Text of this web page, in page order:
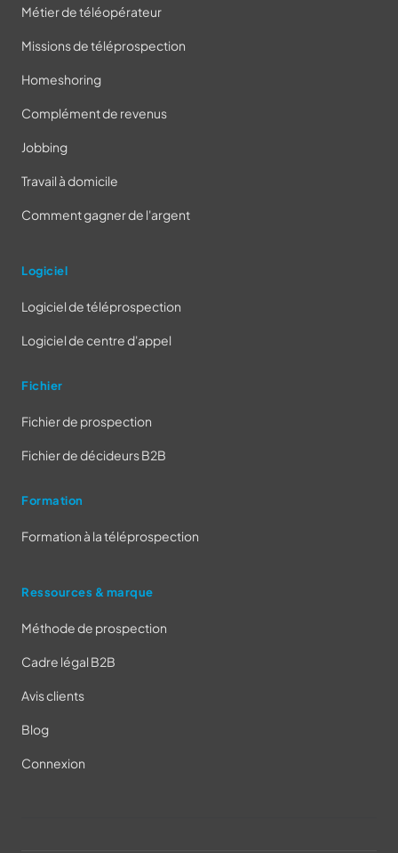
Métier de téléopérateur
Missions de téléprospection
Homeshoring
Complément de revenus
Jobbing
Travail à domicile
Comment gagner de l'argent
Logiciel
Logiciel de téléprospection
Logiciel de centre d'appel
Fichier
Fichier de prospection
Fichier de décideurs B2B
Formation
Formation à la téléprospection
Ressources & marque
Méthode de prospection
Cadre légal B2B
Avis clients
Blog
Connexion